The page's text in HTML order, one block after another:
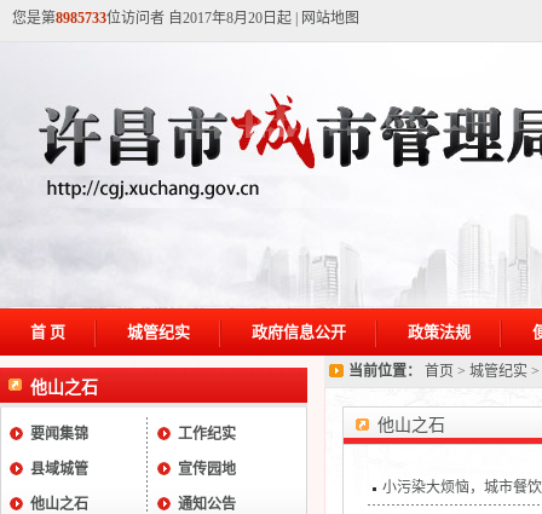
您是第8985733位访问者 自2017年8月20日起 网站地图
首 页 城管纪实 政府信息公开 政策法规
当前位置： 首页 > 城管纪实 >
他山之石
小污染大烦恼，城市餐
他山之石
要闻集锦 工作纪实
县域城管 宣传园地
他山之石 通知公告